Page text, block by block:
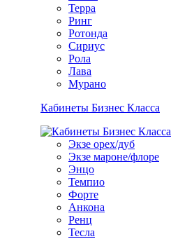
Терра
Ринг
Ротонда
Сириус
Рола
Лава
Мурано
Кабинеты Бизнес Класса
Экзе орех/дуб
Экзе мароне/флоре
Энцо
Темпио
Форте
Анкона
Ренц
Тесла